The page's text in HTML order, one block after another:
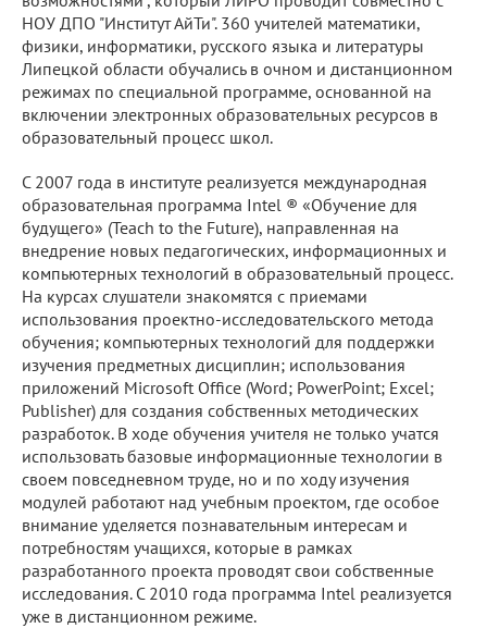
НОУ ДПО "Институт АйТи". 360 учителей математики,
физики, информатики, русского языка и литературы
Липецкой области обучались в очном и дистанционном
режимах по специальной программе, основанной на
включении электронных образовательных ресурсов в
образовательный процесс школ.
С 2007 года в институте реализуется международная
образовательная программа Intel ® «Обучение для
будущего» (Teach to the Future), направленная на
внедрение новых педагогических, информационных и
компьютерных технологий в образовательный процесс.
На курсах слушатели знакомятся с приемами
использования проектно-исследовательского метода
обучения; компьютерных технологий для поддержки
изучения предметных дисциплин; использования
приложений Microsoft Office (Word; PowerPoint; Excel;
Publisher) для создания собственных методических
разработок. В ходе обучения учителя не только учатся
использовать базовые информационные технологии в
своем повседневном труде, но и по ходу изучения
модулей работают над учебным проектом, где особое
внимание уделяется познавательным интересам и
потребностям учащихся, которые в рамках
разработанного проекта проводят свои собственные
исследования. С 2010 года программа Intel реализуется
уже в дистанционном режиме.